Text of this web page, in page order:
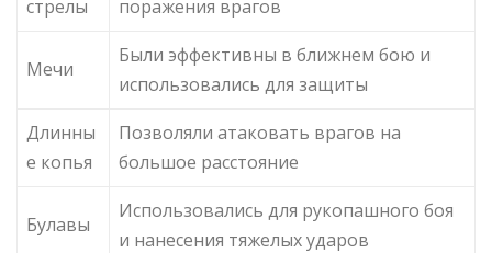
стрелы
поражения врагов
Мечи
Были эффективны в ближнем бою и
использовались для защиты
Длинны
е копья
Позволяли атаковать врагов на
большое расстояние
Булавы
Использовались для рукопашного боя
и нанесения тяжелых ударов